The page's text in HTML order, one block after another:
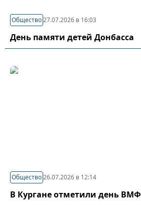
Общество27.07.2026 в 16:03
День памяти детей Донбасса
Общество26.07.2026 в 12:14
В Кургане отметили день ВМФ